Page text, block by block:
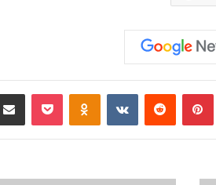
بينتيريست ‏VKontakte